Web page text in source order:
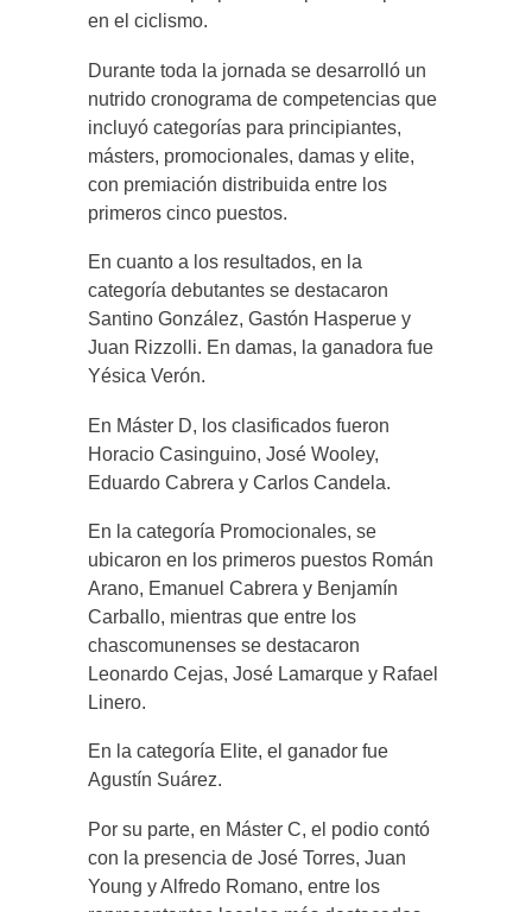
en el ciclismo.
Durante toda la jornada se desarrolló un
nutrido cronograma de competencias que
incluyó categorías para principiantes,
másters, promocionales, damas y elite,
con premiación distribuida entre los
primeros cinco puestos.
En cuanto a los resultados, en la
categoría debutantes se destacaron
Santino González, Gastón Hasperue y
Juan Rizzolli. En damas, la ganadora fue
Yésica Verón.
En Máster D, los clasificados fueron
Horacio Casinguino, José Wooley,
Eduardo Cabrera y Carlos Candela.
En la categoría Promocionales, se
ubicaron en los primeros puestos Román
Arano, Emanuel Cabrera y Benjamín
Carballo, mientras que entre los
chascomunenses se destacaron
Leonardo Cejas, José Lamarque y Rafael
Linero.
En la categoría Elite, el ganador fue
Agustín Suárez.
Por su parte, en Máster C, el podio contó
con la presencia de José Torres, Juan
Young y Alfredo Romano, entre los